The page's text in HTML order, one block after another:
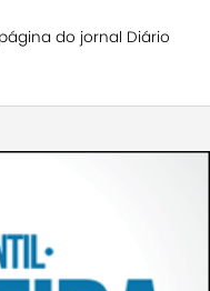
do jornal Diário